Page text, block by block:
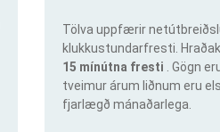
Tölva uppfærir
klukkustundarfresti.
15 mínútna fresti
. Gögn
tveimur árum liðnum eru
fjarlægð mánaðarlega.